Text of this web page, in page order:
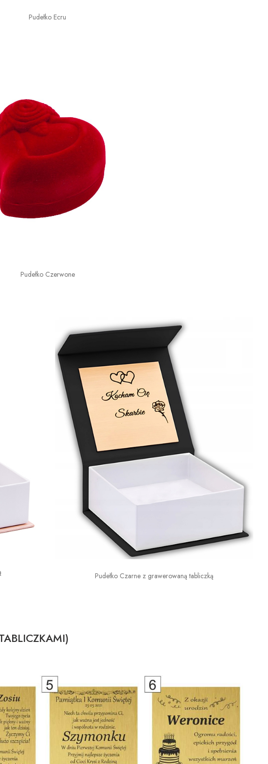
Pudełko Ecru
Pudełko Czerwone
Pudełko Czarne z grawerowaną tabliczką